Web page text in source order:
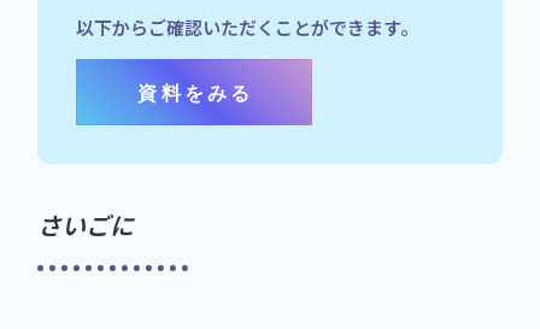
以下からご確認いただくことができます。
資料をみる
さいごに